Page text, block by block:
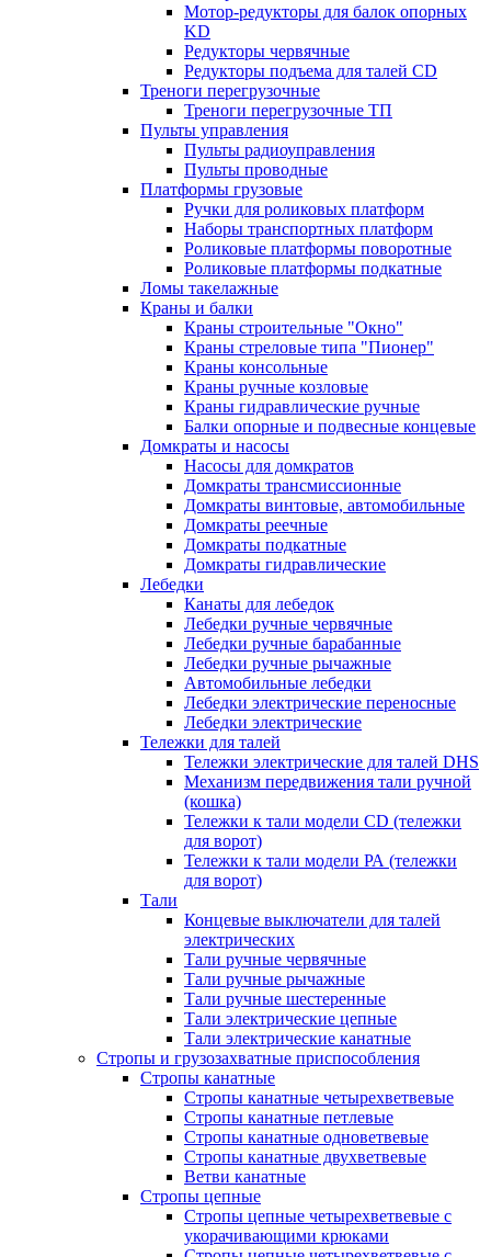
Мотор-редукторы для балок опорных
KD
Редукторы червячные
Редукторы подъема для талей CD
Треноги перегрузочные
Треноги перегрузочные ТП
Пульты управления
Пульты радиоуправления
Пульты проводные
Платформы грузовые
Ручки для роликовых платформ
Наборы транспортных платформ
Роликовые платформы поворотные
Роликовые платформы подкатные
Ломы такелажные
Краны и балки
Краны строительные "Окно"
Краны стреловые типа "Пионер"
Краны консольные
Краны ручные козловые
Краны гидравлические ручные
Балки опорные и подвесные концевые
Домкраты и насосы
Насосы для домкратов
Домкраты трансмиссионные
Домкраты винтовые, автомобильные
Домкраты реечные
Домкраты подкатные
Домкраты гидравлические
Лебедки
Канаты для лебедок
Лебедки ручные червячные
Лебедки ручные барабанные
Лебедки ручные рычажные
Автомобильные лебедки
Лебедки электрические переносные
Лебедки электрические
Тележки для талей
Тележки электрические для талей DHS
Механизм передвижения тали ручной
(кошка)
Тележки к тали модели CD (тележки
для ворот)
Тележки к тали модели РА (тележки
для ворот)
Тали
Концевые выключатели для талей
электрических
Тали ручные червячные
Тали ручные рычажные
Тали ручные шестеренные
Тали электрические цепные
Тали электрические канатные
Стропы и грузозахватные приспособления
Стропы канатные
Стропы канатные четырехветвевые
Стропы канатные петлевые
Стропы канатные одноветвевые
Стропы канатные двухветвевые
Ветви канатные
Стропы цепные
Стропы цепные четырехветвевые с
укорачивающими крюками